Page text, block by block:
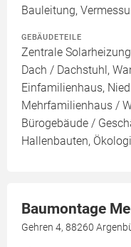
Bauleitung,
GEBÄUDETEILE
Zentrale
Dach / Dachstuhl,
Einfamilienhaus,
Mehrfamilienhaus /
Bürogebäude /
Hallenbauten,
Baumontage
Gehren 4, 88260